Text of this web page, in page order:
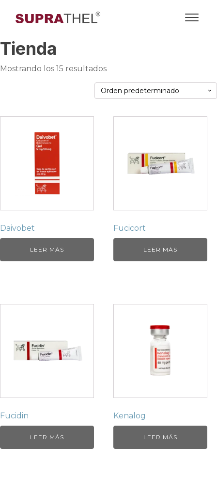
Tienda
Mostrando los 15 resultados
Daivobet
LEER MÁS
Fucicort
LEER MÁS
Fucidin
LEER MÁS
Kenalog
LEER MÁS